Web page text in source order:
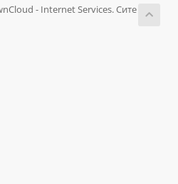
- Internet Services. Сите